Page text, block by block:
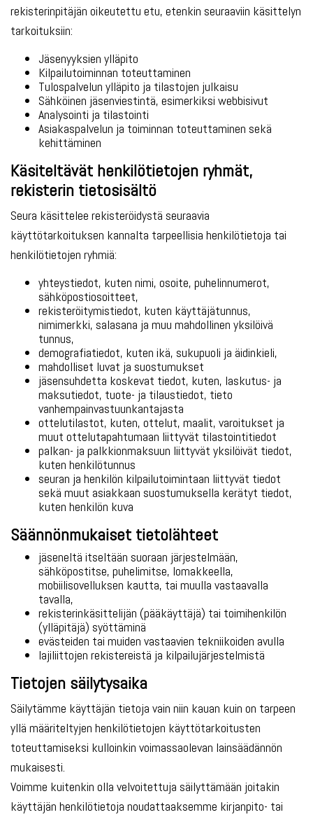
rekisterinpitäjän oikeutettu etu, etenkin seuraaviin käsittelyn
tarkoituksiin:
Jäsenyyksien ylläpito
Kilpailutoiminnan toteuttaminen
Tulospalvelun ylläpito ja tilastojen julkaisu
Sähköinen jäsenviestintä, esimerkiksi webbisivut
Analysointi ja tilastointi
Asiakaspalvelun ja toiminnan toteuttaminen sekä
kehittäminen
Käsiteltävät henkilötietojen ryhmät,
rekisterin tietosisältö
Seura käsittelee rekisteröidystä seuraavia
käyttötarkoituksen kannalta tarpeellisia henkilötietoja tai
henkilötietojen ryhmiä:
yhteystiedot, kuten nimi, osoite, puhelinnumerot,
sähköpostiosoitteet,
rekisteröitymistiedot, kuten käyttäjätunnus,
nimimerkki, salasana ja muu mahdollinen yksilöivä
tunnus,
demografiatiedot, kuten ikä, sukupuoli ja äidinkieli,
mahdolliset luvat ja suostumukset
jäsensuhdetta koskevat tiedot, kuten, laskutus- ja
maksutiedot, tuote- ja tilaustiedot, tieto
vanhempainvastuunkantajasta
ottelutilastot, kuten, ottelut, maalit, varoitukset ja
muut ottelutapahtumaan liittyvät tilastointitiedot
palkan- ja palkkionmaksuun liittyvät yksilöivät tiedot,
kuten henkilötunnus
seuran ja henkilön kilpailutoimintaan liittyvät tiedot
sekä muut asiakkaan suostumuksella kerätyt tiedot,
kuten henkilön kuva
Säännönmukaiset tietolähteet
jäseneltä itseltään suoraan järjestelmään,
sähköpostitse, puhelimitse, lomakkeella,
mobiilisovelluksen kautta, tai muulla vastaavalla
tavalla,
rekisterinkäsittelijän (pääkäyttäjä) tai toimihenkilön
(ylläpitäjä) syöttäminä
evästeiden tai muiden vastaavien tekniikoiden avulla
lajiliittojen rekistereistä ja kilpailujärjestelmistä
Tietojen säilytysaika
Säilytämme käyttäjän tietoja vain niin kauan kuin on tarpeen
yllä määriteltyjen henkilötietojen käyttötarkoitusten
toteuttamiseksi kulloinkin voimassaolevan lainsäädännön
mukaisesti.
Voimme kuitenkin olla velvoitettuja säilyttämään joitakin
käyttäjän henkilötietoja noudattaaksemme kirjanpito- tai